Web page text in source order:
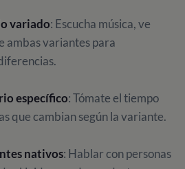
variado: Escucha música, ve
ambas variantes para
específico: Tómate el tiempo
que cambian según la variante.
nativos: Hablar con personas